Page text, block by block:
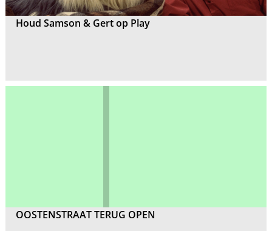
Houd Samson & Gert op Play
OOSTENSTRAAT TERUG OPEN